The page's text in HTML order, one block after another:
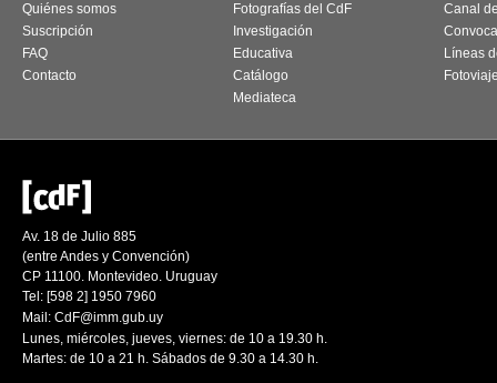
Quiénes somos
Suscripción
FAQ
Contacto
Fotografías del CdF
Investigación
Educativa
Catálogo
Mediateca
Canal
Líneas
Av. 18 de Julio 885
(entre Andes y Convención)
CP 11100. Montevideo. Uruguay
Tel: [598 2] 1950 7960
Mail: CdF@imm.gub.uy
Lunes, miércoles, jueves, viernes: de 10 a 19.30 h.
Martes: de 10 a 21 h. Sábados de 9.30 a 14.30 h.